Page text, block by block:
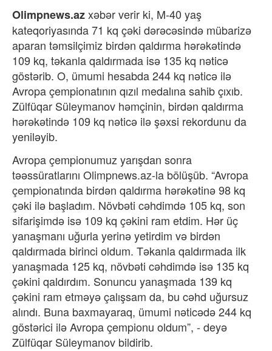
Olimpnews.azxəbər verir ki, M-40 yaş
kateqoriyasında 71 kq çəki dərəcəsində mübarizə
aparan təmsilçimiz birdən qaldırma hərəkətində
109 kq, təkanla qaldırmada isə 135 kq nəticə
göstərib. O, ümumi hesabda 244 kq nəticə ilə
Avropa çempionatının qızıl medalına sahib çıxıb.
Zülfüqar Süleymanov həmçinin, birdən qaldırma
hərəkətində 109 kq nəticə ilə şəxsi rekordunu da
yeniləyib.
Avropa çempionumuz yarışdan sonra
təəssüratlarını Olimpnews.az-la bölüşüb. “Avropa
çempionatında birdən qaldırma hərəkətinə 98 kq
çəki ilə başladım. Növbəti cəhdimdə 105 kq, son
sifarişimdə isə 109 kq çəkini ram etdim. Hər üç
yanaşmanı uğurla yerinə yetirdim və birdən
qaldırmada birinci oldum. Təkanla qaldırmada ilk
yanaşmada 125 kq, növbəti cəhdimdə isə 135 kq
çəkini qaldırdım. Sonuncu yanaşmada 139 kq
çəkini ram etməyə çalışsam da, bu cəhd uğursuz
alındı. Buna baxmayaraq, ümumi nəticədə 244 kq
göstərici ilə Avropa çempionu oldum”, - deyə
Zülfüqar Süleymanov bildirib.